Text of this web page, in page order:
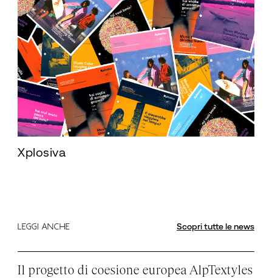
Xplosiva
LEGGI ANCHE Scopri tutte le news
Il progetto di coesione europea AlpTextyles